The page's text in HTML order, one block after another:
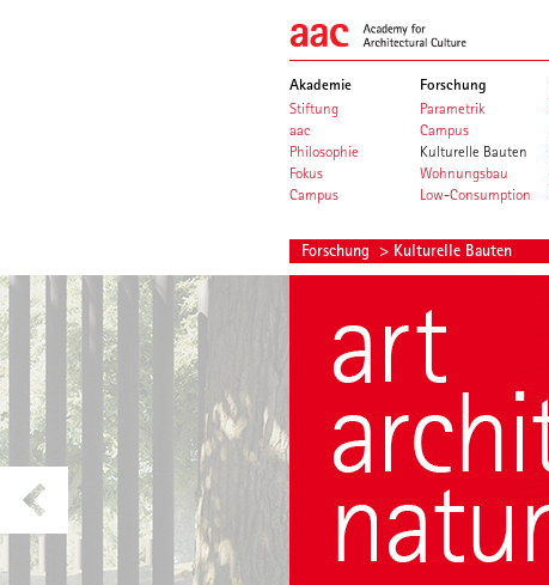
Akademie
Stiftung
aac
Philosophie
Fokus
Campus
Forschung
Parametrik
Campus
Kulturelle Bauten
Wohnungsbau
Low-Consumption
Forschung > Kulturelle Bauten